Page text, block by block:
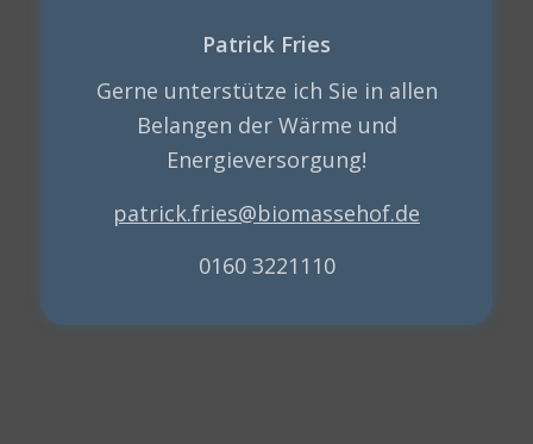
Patrick Fries
Gerne unterstütze ich Sie in allen
Belangen der Wärme und
Energieversorgung!
patrick.fries@biomassehof.de
0160 3221110